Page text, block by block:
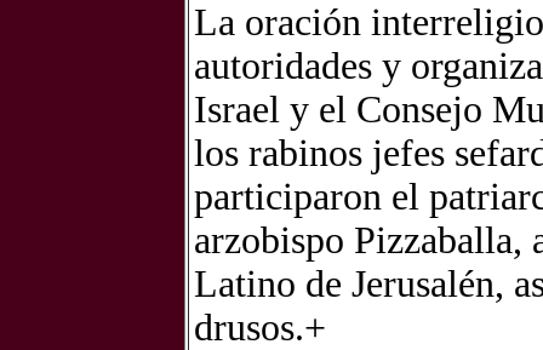
La oración
autoridades y
Israel y el Consejo
los rabinos jefes
participaron el
arzobispo Pizzaballa,
Latino de Jerusalén,
drusos.+